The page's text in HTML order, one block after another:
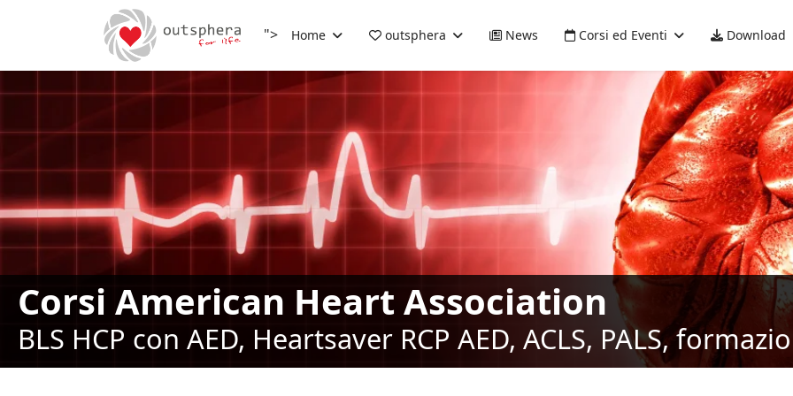
"> Home outsphera News Corsi ed Eventi Download
Corsi American Heart Association
BLS HCP con AED, Heartsaver RCP AED, ACLS, PALS,